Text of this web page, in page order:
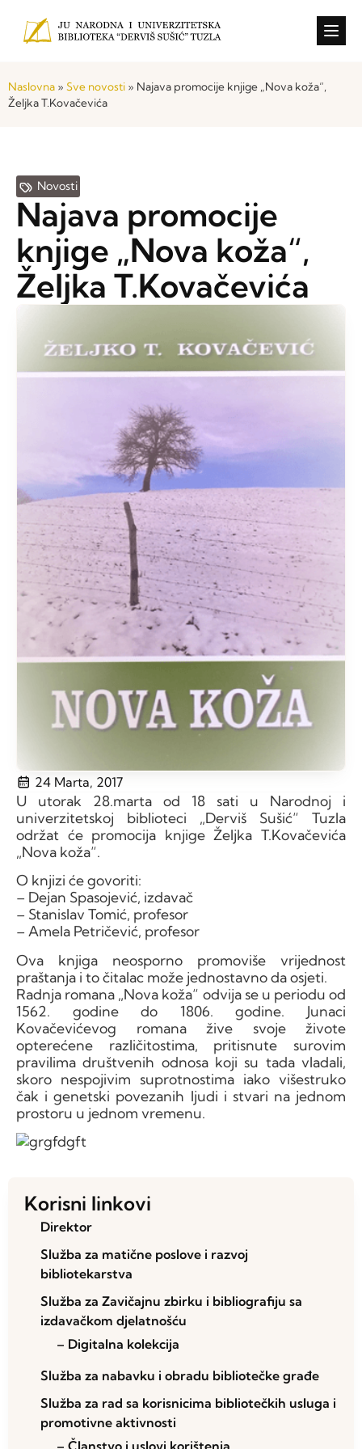
Naslovna » Sve novosti » Najava promocije knjige „Nova koža“,
Željka T.Kovačevića
Novosti
Najava promocije
knjige „Nova koža“,
Željka T.Kovačevića
24 Marta, 2017
U utorak 28.marta od 18 sati u Narodnoj i
univerzitetskoj biblioteci „Derviš Sušić“ Tuzla
održat će promocija knjige Željka T.Kovačevića
„Nova koža“.
O knjizi će govoriti:
– Dejan Spasojević, izdavač
– Stanislav Tomić, profesor
– Amela Petričević, profesor
Ova knjiga neosporno promoviše vrijednost
praštanja i to čitalac može jednostavno da osjeti.
Radnja romana „Nova koža“ odvija se u periodu od
1562. godine do 1806. godine. Junaci
Kovačevićevog romana žive svoje živote
opterećene različitostima, pritisnute surovim
pravilima društvenih odnosa koji su tada vladali,
skoro nespojivim suprotnostima iako višestruko
čak i genetski povezanih ljudi i stvari na jednom
prostoru u jednom vremenu.
Korisni linkovi
Direktor
Služba za matične poslove i razvoj
bibliotekarstva
Služba za Zavičajnu zbirku i bibliografiju sa
izdavačkom djelatnošću
– Digitalna kolekcija
Služba za nabavku i obradu bibliotečke građe
Služba za rad sa korisnicima bibliotečkih usluga i
promotivne aktivnosti